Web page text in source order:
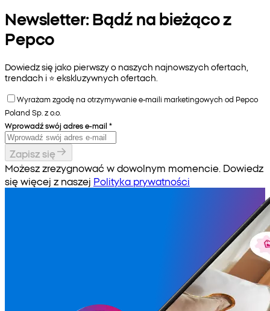
Newsletter: Bądź na bieżąco z
Pepco
Dowiedz się jako pierwszy o naszych najnowszych ofertach,
trendach i ⭐️ ekskluzywnych ofertach.
Wyrażam zgodę na otrzymywanie e-maili marketingowych od Pepco
Poland Sp. z o.o.
Wprowadź swój adres e-mail *
Zapisz się
Możesz zrezygnować w dowolnym momencie. Dowiedz
się więcej z naszej Polityka prywatności